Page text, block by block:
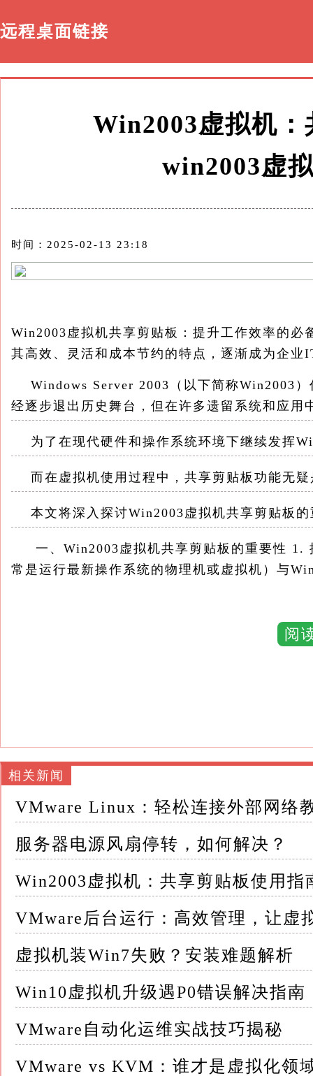
远程桌面链接
Win2003虚拟机
win2003虚
时间：2025-02-13 23:18
Win2003虚拟机共享剪贴板：提升工作效率的
其高效、灵活和成本节约的特点，逐渐成为企业
Windows Server 2003（以下简称Win2003）
经逐步退出历史舞台，但在许多遗留系统和应用
为了在现代硬件和操作系统环境下继续发挥
而在虚拟机使用过程中，共享剪贴板功能无疑
本文将深入探讨Win2003虚拟机共享剪贴板的
一、Win2003虚拟机共享剪贴板的重要性 1.
常是运行最新操作系统的物理机或虚拟机）与
而共享剪贴板功能允许用户直接在两个系统间
进行
3. 降低操作复杂度 对于不熟悉复杂网络配置
个直观、易用的数据交换方式
作复杂度
二、实现Win2003虚拟机共享剪贴板的方法
软件的支持
以VMware Workstation、VirtualBox和
VMware Workstation - 安装VMware Tools：
骤，它包含了增强型虚拟机功能，包括共享剪贴
通过虚拟机菜单栏选择“安装VMware Tools”
阅
相关新闻
VMware Linux：轻松连接外部网络
服务器电源风扇停转，如何解决？
Win2003虚拟机：共享剪贴板使用指
VMware后台运行：高效管理，让虚
虚拟机装Win7失败？安装难题解析
Win10虚拟机升级遇P0错误解决指南
VMware自动化运维实战技巧揭秘
VMware vs KVM：谁才是虚拟化领